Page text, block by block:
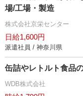
場/工場・製造
株式会社京栄センター
日給1,600円
派遣社員 / 神奈川県
缶詰やレトルト食品
WDB株式会社